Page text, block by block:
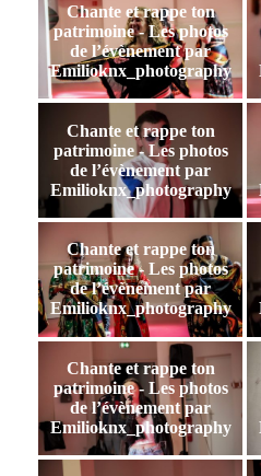
Chante et rappe ton
patrimoine - Les photos
de l’évènement par
Emilioknx_photography
Chante et rappe ton
patrimoine - Les photos
de l’évènement par
Emilioknx_photography
Chante et rappe ton
patrimoine - Les photos
de l’évènement par
Emilioknx_photography
Chante et rappe ton
patrimoine - Les photos
de l’évènement par
Emilioknx_photography